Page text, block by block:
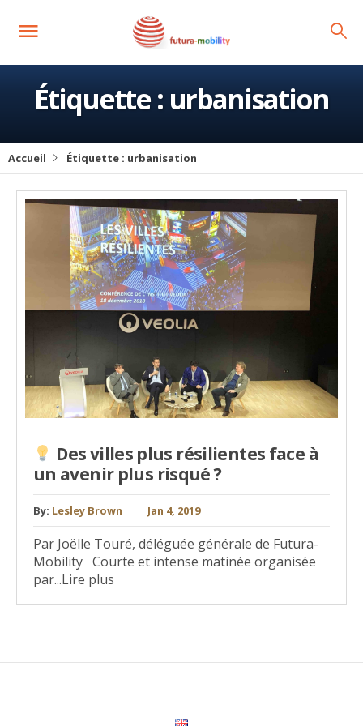
Étiquette :urbanisation
Accueil Étiquette : urbanisation
Des villes plus résilientes face à
un avenir plus risqué ?
By: Lesley Brown Jan 4, 2019
Par Joëlle Touré, déléguée générale de Futura-
Mobility Courte et intense matinée organisée
par...Lire plus